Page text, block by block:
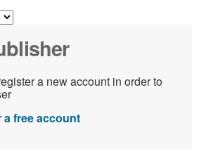
a new account in order to
a free account